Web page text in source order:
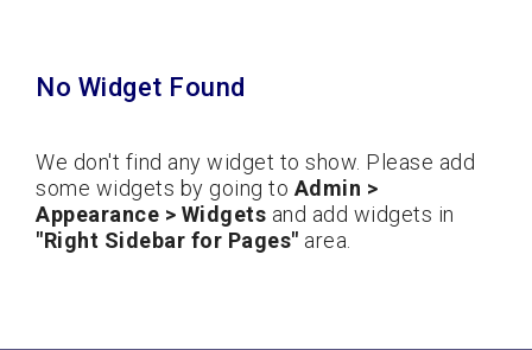
No Widget Found
We don't find any widget to show. Please add
some widgets by going to Admin >
Appearance > Widgets and add widgets in
"Right Sidebar for Pages" area.